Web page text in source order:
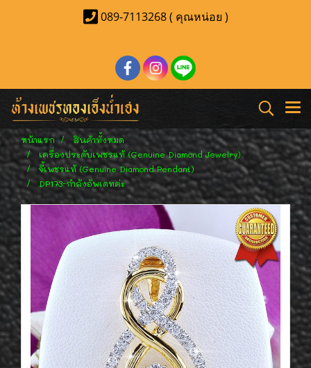
089-7113268 ( คุณหน่อย )
หน้าแรก
สินค้าทั้งหมด
เครื่องประดับเพชรแท้ (Genuine Diamond Jewelry)
จี้เพชรแท้ (Genuine Diamond Pendant)
DP173-กำลังอัพเดทค่ะ